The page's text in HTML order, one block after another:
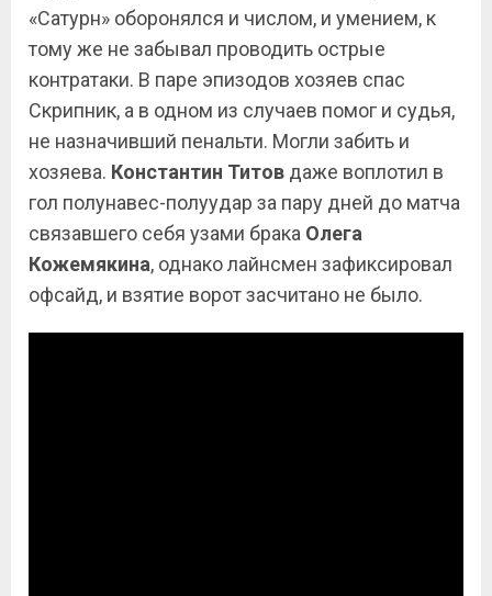
«Сатурн» оборонялся и числом, и умением, к
тому же не забывал проводить острые
контратаки. В паре эпизодов хозяев спас
Скрипник, а в одном из случаев помог и судья,
не назначивший пенальти. Могли забить и
хозяева. Константин Титов даже воплотил в
гол полунавес-полуудар за пару дней до матча
связавшего себя узами брака Олега
Кожемякина, однако лайнсмен зафиксировал
офсайд, и взятие ворот засчитано не было.